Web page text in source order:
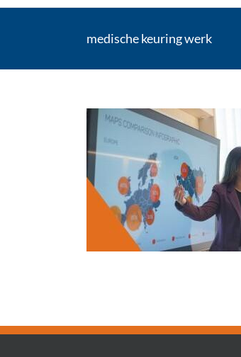
medische keuring werk